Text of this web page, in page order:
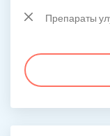
Препараты